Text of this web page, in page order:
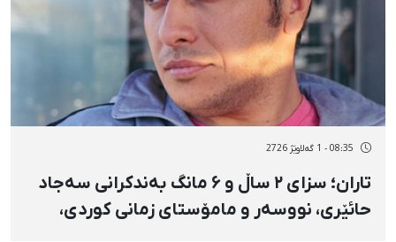
08:35 - 1 گەلاوێژ 2726
تاران؛ سزای ۲ ساڵ و ۶ مانگ بەندکرانی سەجاد
حائێری، نووسەر و مامۆستای زمانی کوردی،